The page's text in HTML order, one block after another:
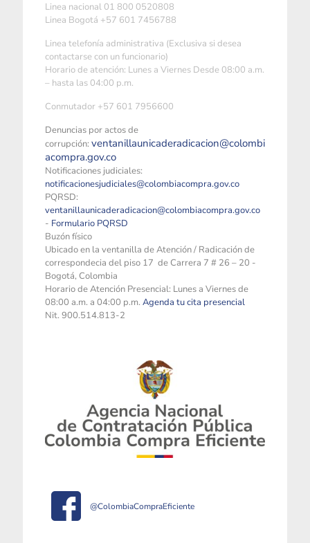
Linea nacional 01 800 0520808
Linea Bogotá +57 601 7456788
Linea telefonía administrativa (Exclusiva si desea
contactarse con un funcionario)
Horario de atención: Lunes a Viernes Desde 08:00 a.m.
– hasta las 04:00 p.m.
Conmutador +57 601 7956600
Denuncias por actos de
corrupción: ventanillaunicaderadicacion@colombi
acompra.gov.co
Notificaciones judiciales:
notificacionesjudiciales@colombiacompra.gov.co
PQRSD:
ventanillaunicaderadicacion@colombiacompra.gov.co
- Formulario PQRSD
Buzón físico
Ubicado en la ventanilla de Atención / Radicación de
correspondecia del piso 17 de Carrera 7 # 26 – 20 -
Bogotá, Colombia
Horario de Atención Presencial: Lunes a Viernes de
08:00 a.m. a 04:00 p.m. Agenda tu cita presencial
Nit. 900.514.813-2
@ColombiaCompraEficiente